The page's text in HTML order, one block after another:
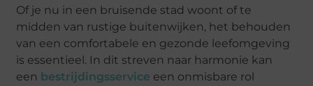
Of je nu in een bruisende stad woont of te
midden van rustige buitenwijken, het behouden
van een comfortabele en gezonde leefomgeving
is essentieel. In dit streven naar harmonie kan
een bestrijdingsservice een onmisbare rol